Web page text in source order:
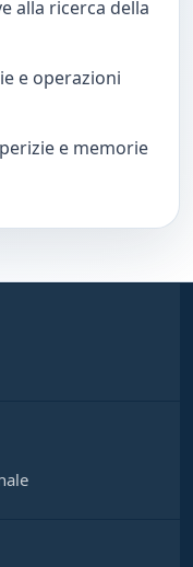
alla ricerca della
e operazioni
e memorie